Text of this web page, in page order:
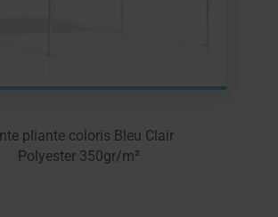
pliante coloris Bleu Clair
Polyester 350gr/m²